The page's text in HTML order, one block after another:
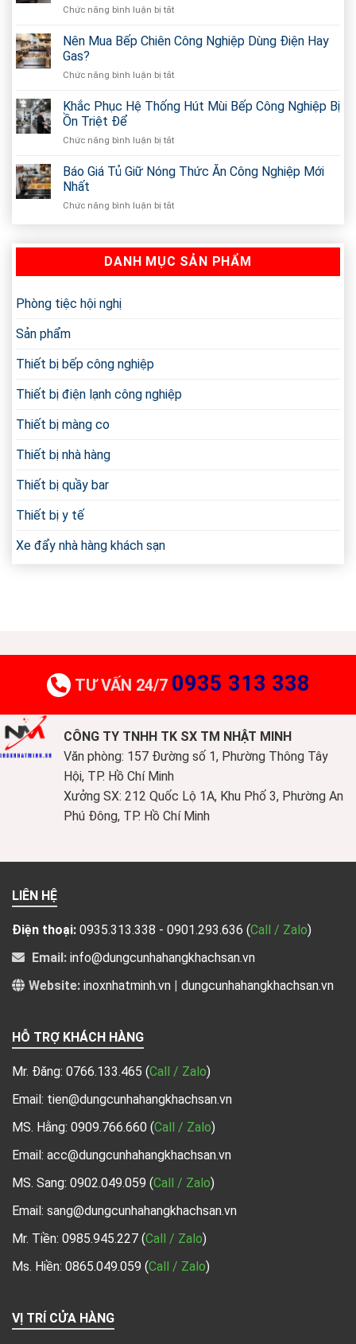
Điện
TP.HCM
Chức năng bình luận bị tắt
430
Có
Không?
Nên Mua Bếp Chiên Công Nghiệp Dùng Điện Hay
Gas?
Chức năng bình luận bị tắt
Mua
Bếp
Dùng
Khắc Phục Hệ Thống Hút Mùi Bếp Công Nghiệp Bị
Ồn Triệt Để
Chức năng bình luận bị tắt
Phục
Công
Nghiệp
Bị
Báo Giá Tủ Giữ Nóng Thức Ăn Công Nghiệp Mới
Nhất
Chức năng bình luận bị tắt
Tủ
Giữ
DANH MỤC SẢN PHẨM
Phòng tiệc hội nghị
Sản phẩm
Thiết bị bếp công nghiệp
Thiết bị điện lạnh công nghiệp
Thiết bị màng co
Thiết bị nhà hàng
Thiết bị quầy bar
Thiết bị y tế
Xe đẩy nhà hàng khách sạn
TƯ VẤN 24/7 0935 313 338
CÔNG TY TNHH TK SX TM NHẬT MINH
Văn phòng: 157 Đường số 1, Phường Thông Tây
Hội, TP. Hồ Chí Minh
Xưởng SX: 212 Quốc Lộ 1A, Khu Phố 3, Phường An
Phú Đông, TP. Hồ Chí Minh
LIÊN HỆ
Điện thoại: 0935.313.338 - 0901.293.636 (Call / Zalo)
Email: info@dungcunhahangkhachsan.vn
Website: inoxnhatminh.vn dungcunhahangkhachsan.vn
HỖ TRỢ KHÁCH HÀNG
Mr. Đăng: 0766.133.465 (Call / Zalo)
Email: tien@dungcunhahangkhachsan.vn
MS. Hằng: 0909.766.660 (Call / Zalo)
Email: acc@dungcunhahangkhachsan.vn
MS. Sang: 0902.049.059 (Call / Zalo)
Email: sang@dungcunhahangkhachsan.vn
Mr. Tiền: 0985.945.227 (Call / Zalo)
Ms. Hiền: 0865.049.059 (Call / Zalo)
VỊ TRÍ CỬA HÀNG